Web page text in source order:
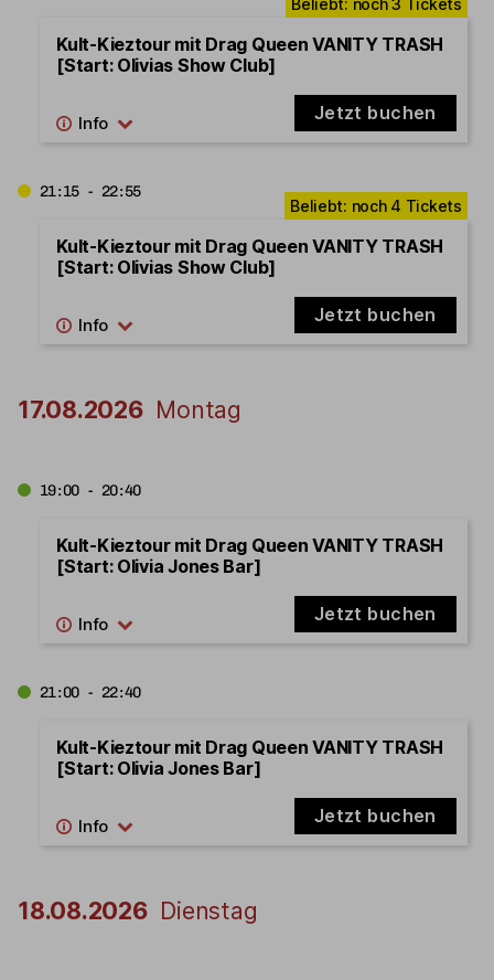
Kult-Kieztour mit Drag Queen VANITY TRASH
[Start: Olivias Show Club]
Jetzt buchen
21:15 - 22:55
Kult-Kieztour mit Drag Queen VANITY TRASH
[Start: Olivias Show Club]
Jetzt buchen
17.08.2026 Montag
19:00 - 20:40
Kult-Kieztour mit Drag Queen VANITY TRASH
[Start: Olivia Jones Bar]
Jetzt buchen
21:00 - 22:40
Kult-Kieztour mit Drag Queen VANITY TRASH
[Start: Olivia Jones Bar]
Jetzt buchen
18.08.2026 Dienstag